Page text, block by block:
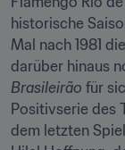
historische
Mal nach 1981
Brasileirão für
Positivserie des
dem letzten